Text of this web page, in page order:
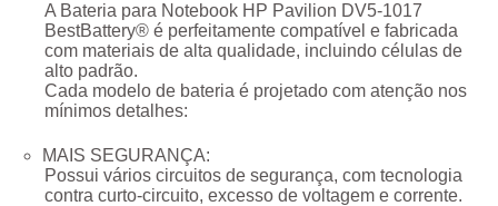
A Bateria para Notebook HP Pavilion DV5-1017
BestBattery® é perfeitamente compatível e fabricada
com materiais de alta qualidade, incluindo células de
alto padrão.
Cada modelo de bateria é projetado com atenção nos
mínimos detalhes:
MAIS SEGURANÇA:
Possui vários circuitos de segurança, com tecnologia
contra curto-circuito, excesso de voltagem e corrente.